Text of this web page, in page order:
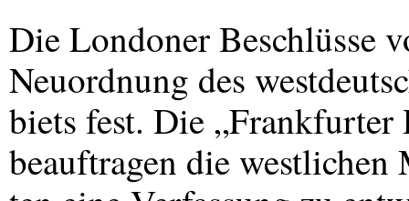
Die Londoner Beschlüsse
Neuordnung des
biets fest. Die
beauftragen die